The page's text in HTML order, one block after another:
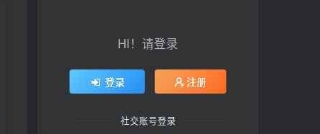
HI！请登录
登录 注册
社交账号登录